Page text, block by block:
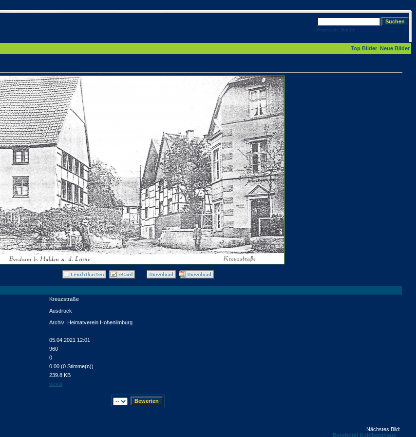
Erweiterte Suche
Top Bilder Neue Bilder
Kreuzstraße
Ausdruck
Archiv: Heimatverein Hohenlimburg
05.04.2021 12:01
960
0
0.00 (0 Stimme(n))
239.8 KB
winnit
Nächstes Bild:
Berghotel Kohlberghaus